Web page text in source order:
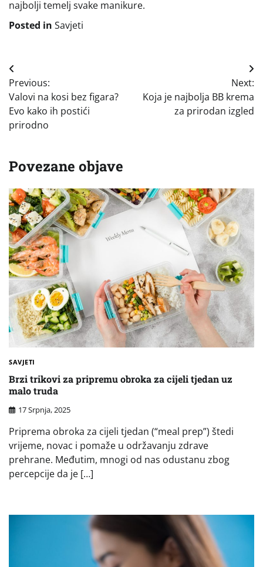
najbolji temelj svake manikure.
Posted in Savjeti
Navigacija
objava
Previous:
Valovi na kosi bez figara?
Evo kako ih postići
prirodno
Next:
Koja je najbolja BB krema
za prirodan izgled
Povezane objave
SAVJETI
Brzi trikovi za pripremu obroka za cijeli tjedan uz
malo truda
17 Srpnja, 2025
Priprema obroka za cijeli tjedan (“meal prep”) štedi
vrijeme, novac i pomaže u održavanju zdrave
prehrane. Međutim, mnogi od nas odustanu zbog
percepcije da je […]